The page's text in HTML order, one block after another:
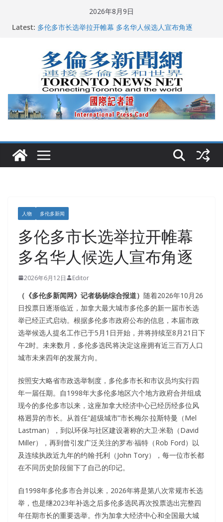
2026年8月9日
Latest: 龚晓华参加多伦多骄傲大游行 与市民分享竞选理念
特朗普称加拿大“不友善”并批评其领导层 卡尼：谈判事
关加拿大就业
2026加拿大青少年儿童绘画比赛颁奖典礼多伦多举行
人物 多伦多新闻
多伦多市长选举拉开帷幕
多名华人候选人宣布角逐
2026年6月12日 Editor
（《多伦多新闻网》记者杨杨综合报道） 随着2026年10月26
日投票日逐渐临近，加拿大最大城市多伦多的新一届市长选
举已经正式启动。根据多伦多市政府公布的信息，本届市政
选举候选人提名工作已于5月1日开始，并将持续至8月21日下
午2时。未来数月，多伦多选民将决定这座拥有近三百万人口
城市未来四年的发展方向。
按照安大略省市政选举制度，多伦多市长和市议员均实行四
年一届任期。自1998年大多伦多地区六个地方政府合并组成
现今的多伦多市以来，这座加拿大经济中心已经历经多位风
格迥异的市长。从首任“超级城市”市长梅尔·拉斯特曼（Mel
Lastman），到以环保与社区建设著称的大卫·米勒（David
Miller），再到曾引发广泛关注的罗布·福特（Rob Ford）以
及连续执政近九年的约翰·托利（John Tory），每一位市长都
在不同历史阶段留下了自己的印记。
自1998年多伦多市合并以来，2026年将是第八次常规市长选
举，也是继2023年补选之后多伦多选民再次投票选出完整四
年任期市长的重要选举。作为加拿大经济中心和全国最大城